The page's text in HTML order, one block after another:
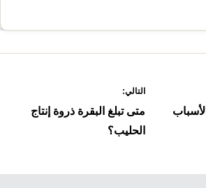
التالي:
متى تبلغ البقرة ذروة إنتاج
الحليب؟